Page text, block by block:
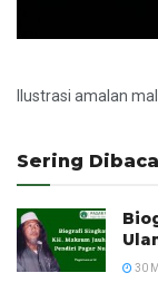
Ilustrasi amalan
Sering Dibaca
30